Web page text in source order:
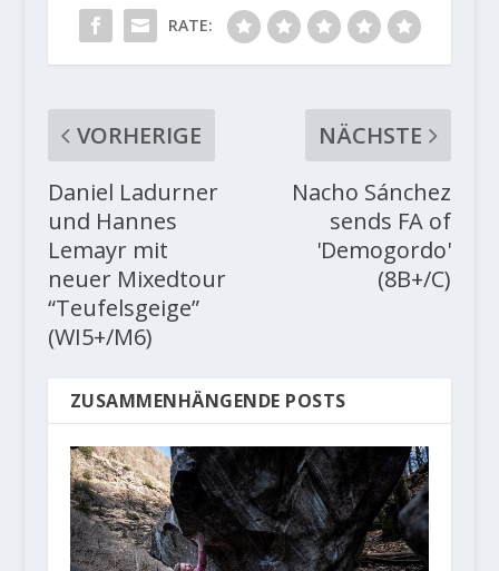
RATE:
VORHERIGE
Daniel Ladurner
und Hannes
Lemayr mit
neuer Mixedtour
“Teufelsgeige”
(WI5+/M6)
NÄCHSTE
Nacho Sánchez
sends FA of
'Demogordo'
(8B+/C)
ZUSAMMENHÄNGENDE POSTS